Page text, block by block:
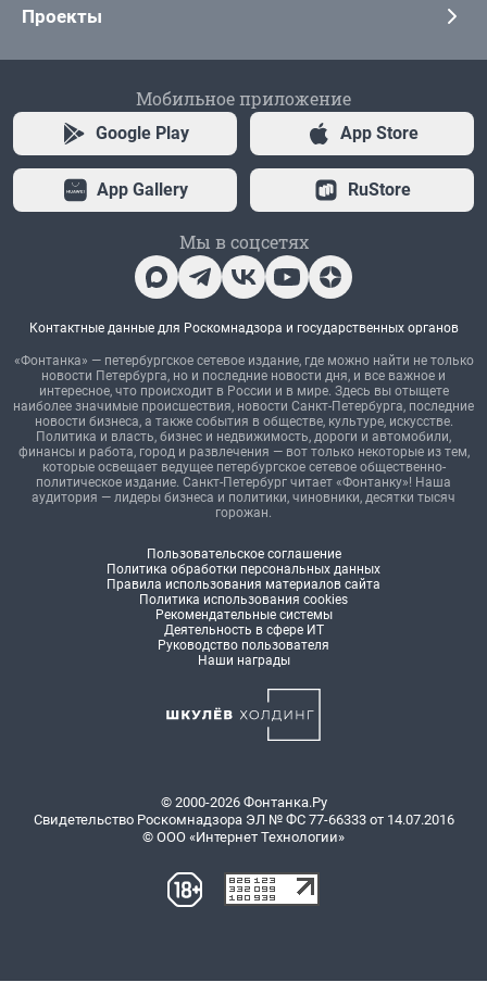
Проекты
Мобильное приложение
Google Play App Store
App Gallery RuStore
Мы в соцсетях
Контактные данные для Роскомнадзора и государственных органов
«Фонтанка» — петербургское сетевое издание, где можно найти не только
новости Петербурга, но и последние новости дня, и все важное и
интересное, что происходит в России и в мире. Здесь вы отыщете
наиболее значимые происшествия, новости Санкт-Петербурга, последние
новости бизнеса, а также события в обществе, культуре, искусстве.
Политика и власть, бизнес и недвижимость, дороги и автомобили,
финансы и работа, город и развлечения — вот только некоторые из тем,
которые освещает ведущее петербургское сетевое общественно-
политическое издание. Санкт-Петербург читает «Фонтанку»! Наша
аудитория — лидеры бизнеса и политики, чиновники, десятки тысяч
горожан.
Пользовательское соглашение
Политика обработки персональных данных
Правила использования материалов сайта
Политика использования cookies
Рекомендательные системы
Деятельность в сфере ИТ
Руководство пользователя
Наши награды
© 2000-2026 Фонтанка.Ру
Свидетельство Роскомнадзора ЭЛ № ФС 77-66333 от 14.07.2016
© ООО «Интернет Технологии»